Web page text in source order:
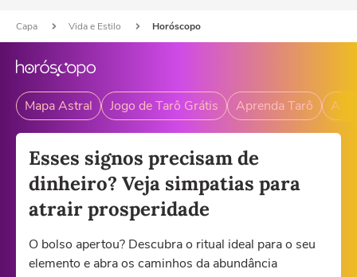
Capa Vida e Estilo Horóscopo
Mapa Astral Jogo de Tarô Grátis Aprenda Tarô
Esses signos precisam de
dinheiro? Veja simpatias para
atrair prosperidade
O bolso apertou? Descubra o ritual ideal para o seu
elemento e abra os caminhos da abundância